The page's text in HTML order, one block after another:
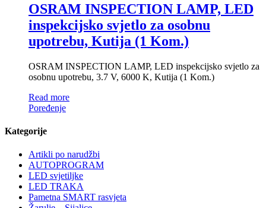
OSRAM INSPECTION LAMP, LED
inspekcijsko svjetlo za osobnu
upotrebu, Kutija (1 Kom.)
OSRAM INSPECTION LAMP, LED inspekcijsko svjetlo za
osobnu upotrebu, 3.7 V, 6000 K, Kutija (1 Kom.)
Read more
Poređenje
Kategorije
Artikli po narudžbi
AUTOPROGRAM
LED svjetiljke
LED TRAKA
Pametna SMART rasvjeta